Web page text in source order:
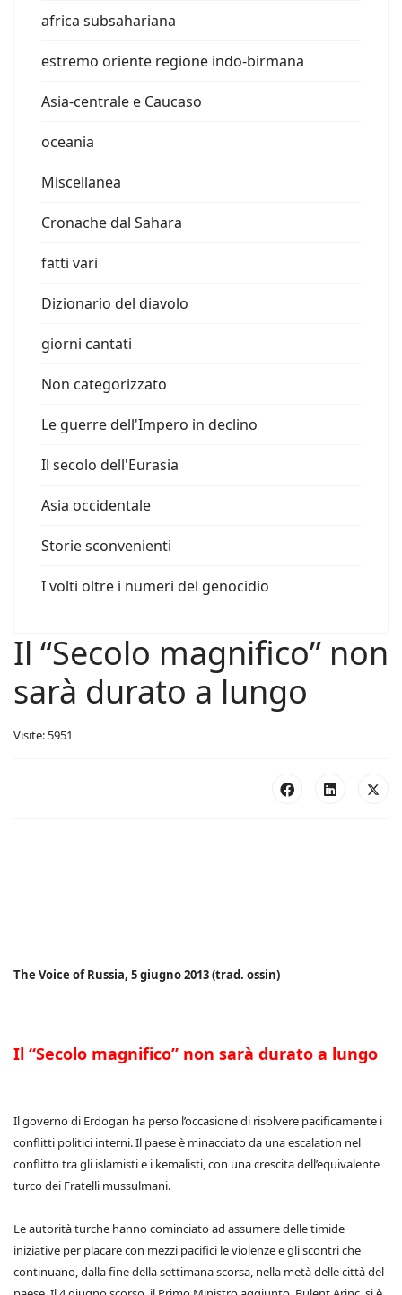
africa subsahariana
estremo oriente regione indo-birmana
Asia-centrale e Caucaso
oceania
Miscellanea
Cronache dal Sahara
fatti vari
Dizionario del diavolo
giorni cantati
Non categorizzato
Le guerre dell'Impero in declino
Il secolo dell'Eurasia
Asia occidentale
Storie sconvenienti
I volti oltre i numeri del genocidio
Il “Secolo magnifico” non
sarà durato a lungo
Visite: 5951
The Voice of Russia, 5 giugno 2013 (trad. ossin)
Il “Secolo magnifico” non sarà durato a lungo
Il governo di Erdogan ha perso l’occasione di risolvere pacificamente i
conflitti politici interni. Il paese è minacciato da una escalation nel
conflitto tra gli islamisti e i kemalisti, con una crescita dell’equivalente
turco dei Fratelli mussulmani.
Le autorità turche hanno cominciato ad assumere delle timide
iniziative per placare con mezzi pacifici le violenze e gli scontri che
continuano, dalla fine della settimana scorsa, nella metà delle città del